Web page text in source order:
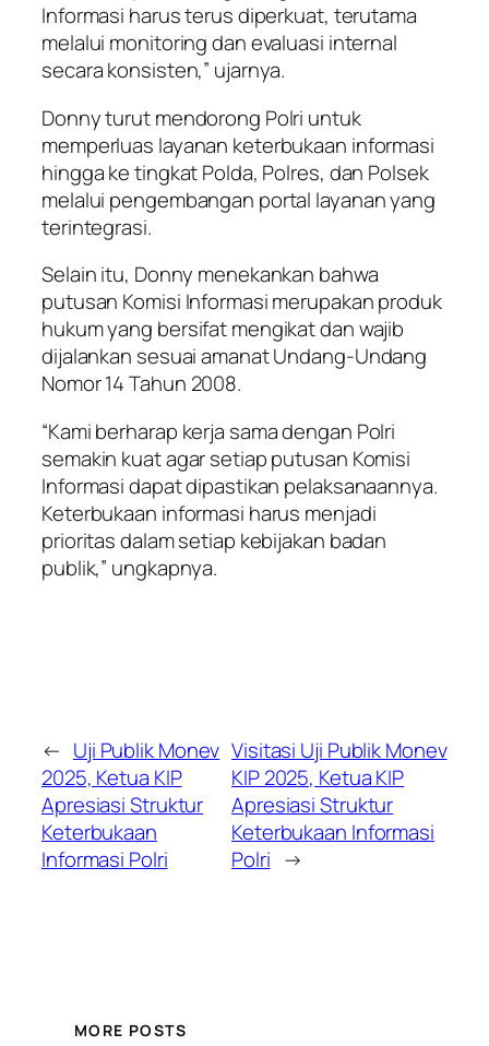
Informasi harus terus diperkuat, terutama
melalui monitoring dan evaluasi internal
secara konsisten,” ujarnya.
Donny turut mendorong Polri untuk
memperluas layanan keterbukaan informasi
hingga ke tingkat Polda, Polres, dan Polsek
melalui pengembangan portal layanan yang
terintegrasi.
Selain itu, Donny menekankan bahwa
putusan Komisi Informasi merupakan produk
hukum yang bersifat mengikat dan wajib
dijalankan sesuai amanat Undang-Undang
Nomor 14 Tahun 2008.
“Kami berharap kerja sama dengan Polri
semakin kuat agar setiap putusan Komisi
Informasi dapat dipastikan pelaksanaannya.
Keterbukaan informasi harus menjadi
prioritas dalam setiap kebijakan badan
publik,” ungkapnya.
← Uji Publik Monev
2025, Ketua KIP
Apresiasi Struktur
Keterbukaan
Informasi Polri
Visitasi Uji Publik Monev
KIP 2025, Ketua KIP
Apresiasi Struktur
Keterbukaan Informasi
Polri →
MORE POSTS